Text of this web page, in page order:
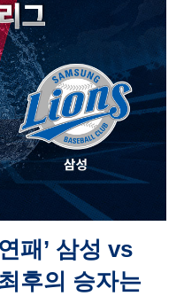
패’ 삼성 vs
후의 승자는